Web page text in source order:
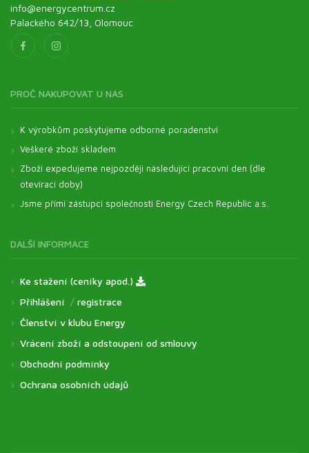
info@energycentrum.cz
Palackého 642/13, Olomouc
PROČ NAKUPOVAT U NÁS
K výrobkům poskytujeme odborné poradenství
Veškeré zboží skladem
Zboží expedujeme nejpozději následující pracovní den (dle
otevírací doby)
Jsme přímí zástupci společnosti Energy Czech Republic a.s.
DALŠÍ INFORMACE
Ke stažení (ceníky apod.)
Přihlášení / registrace
Členství v klubu Energy
Vrácení zboží a odstoupení od smlouvy
Obchodní podmínky
Ochrana osobních údajů